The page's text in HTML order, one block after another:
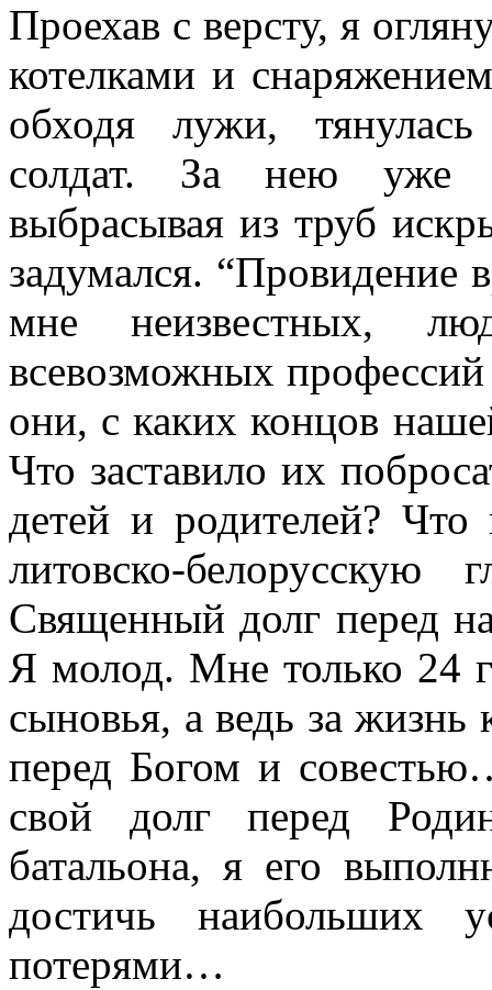
Проехав с версту, я
котелками и
обходя лужи,
солдат. За нею уже
выбрасывая из труб
задумался. “Провидение
мне неизвестных,
всевозможных
они, с каких концов
Что заставило их
детей и родителей?
литовско-
Священный долг перед
Я молод. Мне только 24
сыновья, а ведь за
перед Богом и
свой долг перед
батальона, я его
достичь наибольших
потерями…